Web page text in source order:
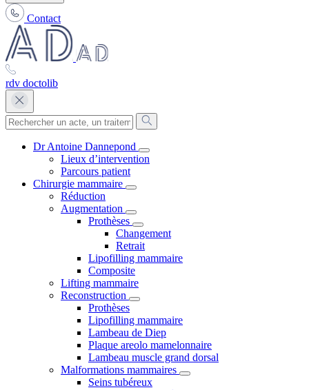
Contact
rdv doctolib
Dr Antoine Dannepond
Lieux d’intervention
Parcours patient
Chirurgie mammaire
Réduction
Augmentation
Prothèses
Changement
Retrait
Lipofilling mammaire
Composite
Lifting mammaire
Reconstruction
Prothèses
Lipofilling mammaire
Lambeau de Diep
Plaque areolo mamelonnaire
Lambeau muscle grand dorsal
Malformations mammaires
Seins tubéreux